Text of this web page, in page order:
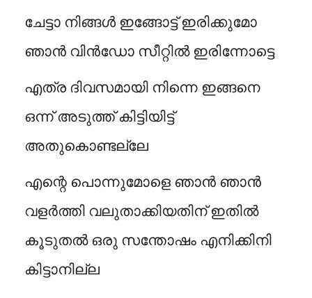
ചേട്ടാ നിങ്ങൾ ഇങ്ങോട്ട് ഇരിക്കുമോ
ഞാൻ വിൻഡോ സീറ്റിൽ ഇരിന്നോട്ടെ
എത്ര ദിവസമായി നിന്നെ ഇങ്ങനെ
ഒന്ന് അടുത്ത് കിട്ടിയിട്ട്
അതുകൊണ്ടല്ലേ
എന്റെ പൊന്നുമോളെ ഞാൻ ഞാൻ
വളർത്തി വലുതാക്കിയതിന് ഇതിൽ
കൂടുതൽ ഒരു സന്തോഷം എനിക്കിനി
കിട്ടാനില്ല